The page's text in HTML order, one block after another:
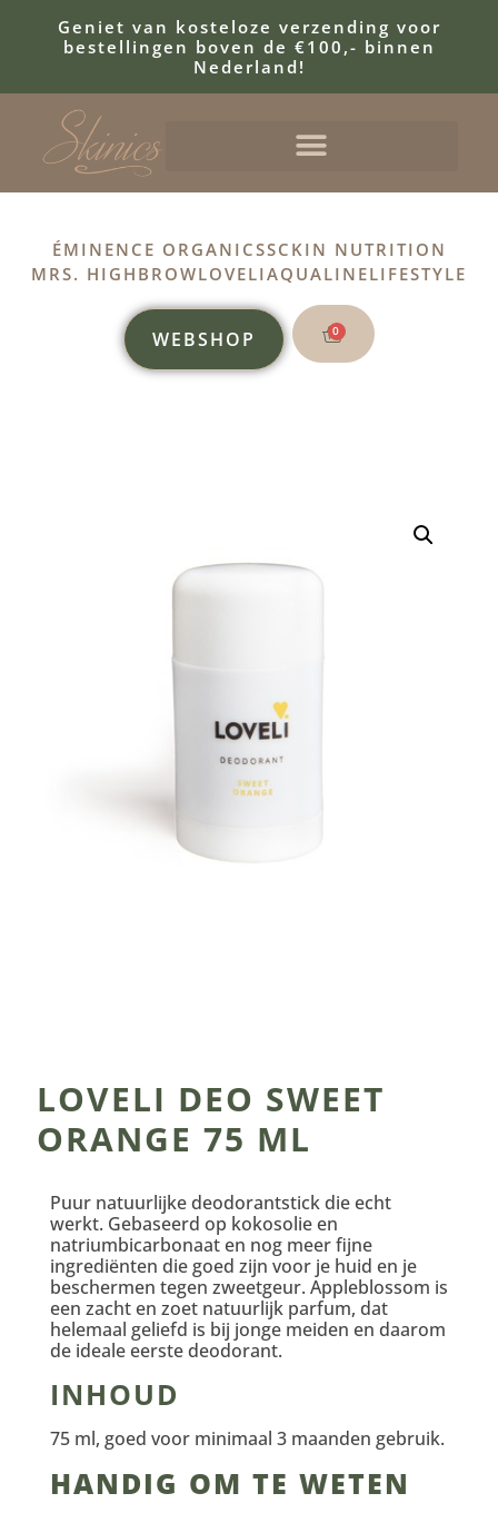
Geniet van kosteloze verzending voor
bestellingen boven de €100,- binnen
Nederland!
ÉMINENCE ORGANICSSCKIN NUTRITION
MRS. HIGHBROWLOVELIAQUALINELIFESTYLE
WEBSHOP 0
LOVELI DEO SWEET
ORANGE 75 ML
Puur natuurlijke deodorantstick die echt
werkt. Gebaseerd op kokosolie en
natriumbicarbonaat en nog meer fijne
ingrediënten die goed zijn voor je huid en je
beschermen tegen zweetgeur. Appleblossom is
een zacht en zoet natuurlijk parfum, dat
helemaal geliefd is bij jonge meiden en daarom
de ideale eerste deodorant.
INHOUD
75 ml, goed voor minimaal 3 maanden gebruik.
HANDIG OM TE WETEN